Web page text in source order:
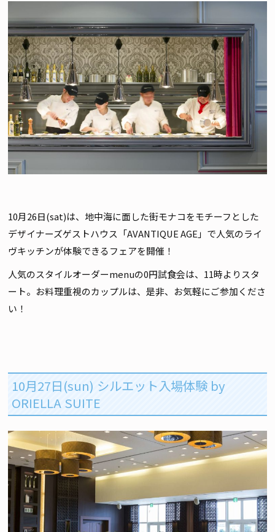
10月26日(sat)は、地中海に面した街モナコをモチーフとした
デザイナーズゲストハウス「AVANTIQUE AGE」で人気のライ
ヴキッチンが体験できるフェアを開催！
人気のスタイルオーダーmenuの0円試食会は、11時よりスタ
ート。お料理重視のカップルは、是非、お気軽にご参加くださ
い！
10月27日(sun) シルエット入場体験 by
ORIELLA SUITE